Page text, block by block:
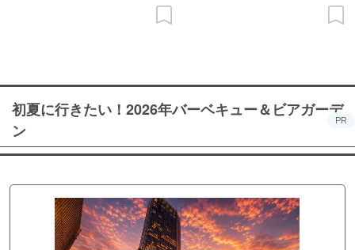
初夏に行きたい！2026年バーベキュー＆ビアガーデ
ン
PR